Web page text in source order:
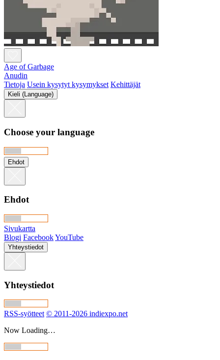
Age of Garbage
Anudin
Tietoja Usein kysytyt kysymykset Kehittäjät
Kieli (Language)
Choose your language
Ehdot
Ehdot
Sivukartta
Blogi FacebookYouTube
Yhteystiedot
Yhteystiedot
RSS-syötteet © 2011-2026 indiexpo.net
Now Loading…